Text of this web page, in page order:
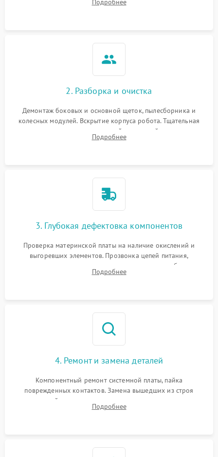
Оценка работы лидара, бампера и датчиков падения для
Подробнее
2. Разборка и очистка
Демонтаж боковых и основной щеток, пылесборника и
колесных модулей. Вскрытие корпуса робота. Тщательная
очистка внутренних полостей, шестерней и плат от
скопившейся пыли, волос и шерсти животных с
Подробнее
3. Глубокая дефектовка компонентов
Проверка материнской платы на наличие окислений и
выгоревших элементов. Прозвонка цепей питания,
тестирование приводных моторов колес и турбины
всасывания. Оценка состояния оптических и инфракрасных
Подробнее
4. Ремонт и замена деталей
Компонентный ремонт системной платы, пайка
поврежденных контактов. Замена вышедших из строя
двигателей, изношенного аккумулятора, неисправного
лидара или помпы подачи воды. Восстановление шлейфов и
Подробнее